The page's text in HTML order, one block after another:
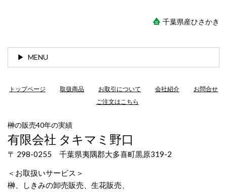
千葉県産ひさかき
MENU
トップページ 取扱商品 お取引について 会社紹介
お問合せ
ご注文はこちら
榊の販売40年の実績
有限会社 タキマミ野口
〒 298-0255 千葉県夷隅郡大多喜町黒原319-2
＜お取扱いサービス＞
榊、しきみの卸売販売、生花販売、